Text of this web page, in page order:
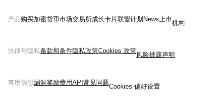
产品购买加密货币市场交易所成长卡片联盟计划 News上市
机构
法律与隐私条款和条件隐私政策Cookies 政策
风险披露声明
有用信息漏洞奖励费用API 常见问题
Cookies 偏好设置